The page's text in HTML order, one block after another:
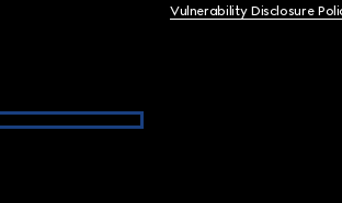
Vulnerability Disclosure